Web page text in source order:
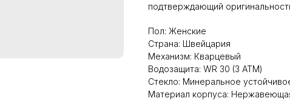
подтверждающий
Пол: Женские
Страна: Швейцария
Механизм: Кварцевый
Водозащита: WR 30 (3 АТМ)
Стекло: Минеральное
Материал корпуса: